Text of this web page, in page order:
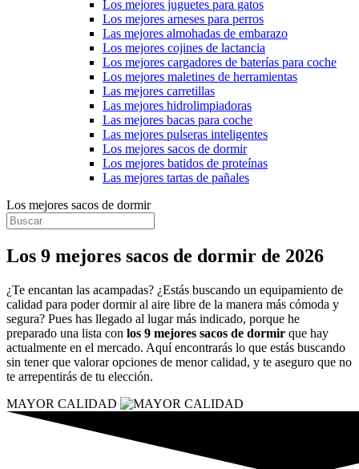
Los mejores juguetes para gatos
Los mejores arneses para perros
Las mejores almohadas de embarazo
Los mejores cojines de lactancia
Los mejores cargadores de baterías para coche
Los mejores maletines de herramientas
Las mejores carretillas
Las mejores hidrolimpiadoras
Las mejores bacas para coche
Las mejores pulseras inteligentes
Los mejores sacos de dormir
Los mejores batidos de proteínas
Las mejores tartas de pañales
Los mejores sacos de dormir
Los 9 mejores sacos de dormir de 2026
¿Te encantan las acampadas? ¿Estás buscando un equipamiento de
calidad para poder dormir al aire libre de la manera más cómoda y
segura? Pues has llegado al lugar más indicado, porque he
preparado una lista con los 9 mejores sacos de dormir que hay
actualmente en el mercado. Aquí encontrarás lo que estás buscando
sin tener que valorar opciones de menor calidad, y te aseguro que no
te arrepentirás de tu elección.
MAYOR CALIDAD